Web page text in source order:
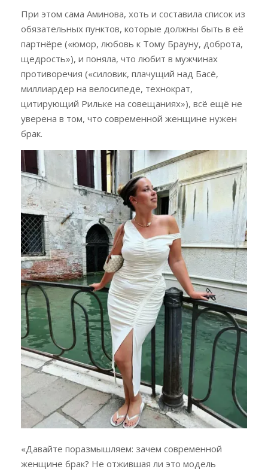
При этом сама Аминова, хоть и составила список из
обязательных пунктов, которые должны быть в её
партнёре («юмор, любовь к Тому Брауну, доброта,
щедрость»), и поняла, что любит в мужчинах
противоречия («силовик, плачущий над Басё,
миллиардер на велосипеде, технократ,
цитирующий Рильке на совещаниях»), всё ещё не
уверена в том, что современной женщине нужен
брак.
«Давайте поразмышляем: зачем современной
женщине брак? Не отжившая ли это модель